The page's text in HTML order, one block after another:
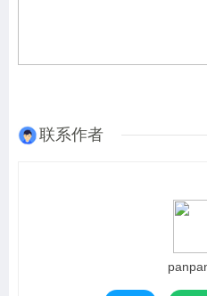
联系作者